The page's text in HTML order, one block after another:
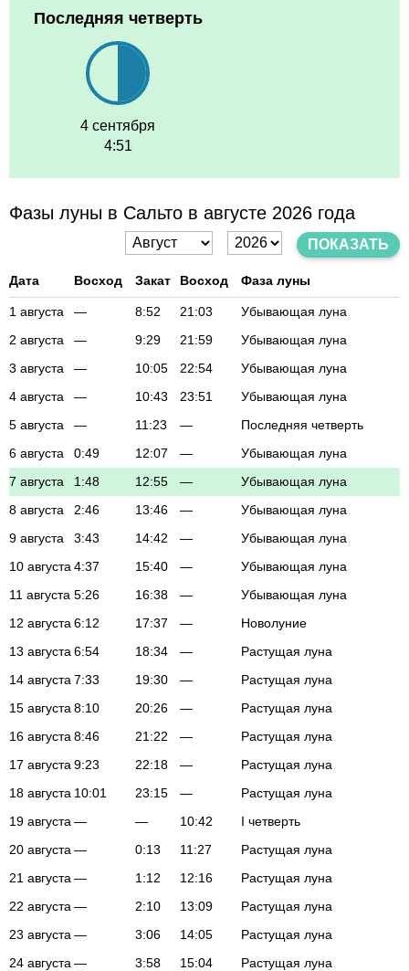
Последняя четверть
4 сентября
4:51
Фазы луны в Сальто в августе 2026 года
ПОКАЗАТЬ
Дата Восход Закат Восход Фаза луны
1 августа — 8:52 21:03
Убывающая луна
2 августа
— 9:29 21:59
Убывающая луна
3 августа
— 10:05 22:54
Убывающая луна
4 августа
— 10:43 23:51
Убывающая луна
5 августа
— 11:23 —
Последняя четверть
6 августа
0:49 12:07 —
Убывающая луна
7 августа
1:48 12:55 —
Убывающая луна
8 августа
2:46 13:46 —
Убывающая луна
9 августа
3:43 14:42 —
Убывающая луна
10 августа 4:37 15:40 —
Убывающая луна
11 августа 5:26 16:38 —
Убывающая луна
12 августа 6:12 17:37 —
Новолуние
13 августа 6:54 18:34 —
Растущая луна
14 августа 7:33 19:30 —
Растущая луна
15 августа 8:10 20:26 —
Растущая луна
16 августа 8:46 21:22 —
Растущая луна
17 августа 9:23 22:18 —
Растущая луна
18 августа 10:01 23:15 —
Растущая луна
19 августа — — 10:42
I четверть
20 августа — 0:13 11:27
Растущая луна
21 августа — 1:12 12:16
Растущая луна
22 августа — 2:10 13:09
Растущая луна
23 августа — 3:06 14:05
Растущая луна
24 августа — 3:58 15:04 Растущая луна